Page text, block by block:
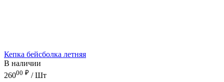
Кепка бейсболка летняя
В наличии
26000 ₽ / Шт